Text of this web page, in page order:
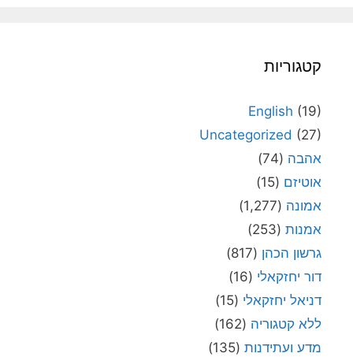
קטגוריות
English (19)
Uncategorized (27)
אהבה (74)
אוטיזם (15)
אמונה (1,277)
אמנות (253)
גרשון הכהן (817)
דור יחזקאלי (16)
דניאל יחזקאלי (15)
ללא קטגוריה (162)
מדע ועתידנות (135)